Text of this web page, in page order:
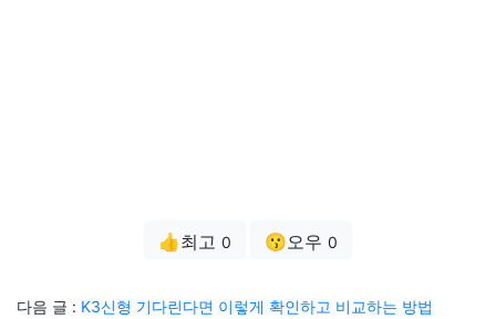
👍최고 0 😗오우 0
다음 글 : K3신형 기다린다면 이렇게 확인하고 비교하는 방법